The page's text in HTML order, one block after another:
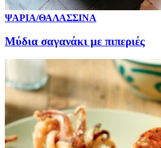
ΨΑΡΙΑ/ΘΑΛΑΣΣΙΝΑ
Μύδια σαγανάκι με πιπεριές